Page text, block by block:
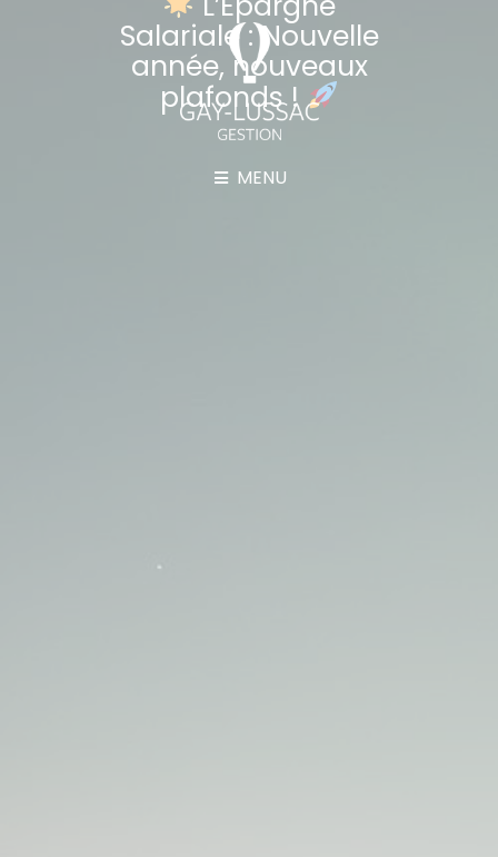
MENU
Salariale : Nouvelle
année, nouveaux
plafonds !